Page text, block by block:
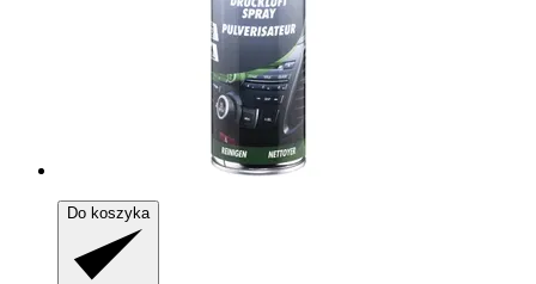
Do koszyka